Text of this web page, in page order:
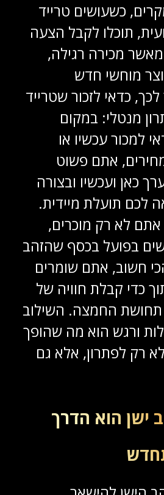
כשעושים טרייד
תוכלו לקבל הצעה
מכירה רגילה,
מוחשי חדש
כדאי לזכור שטרייד
מנטלי: במקום
למכור עכשיו או
אתם פשוט
כאן ועכשיו ובצורה
לכם תועלת מיידית.
לא רק מוכרים,
בפועל בכסף שהזהב
חשוב, אתם שומרים
כדי קבלת חוויה של
החמצה. השילוב
ורגש הוא מה שהופך
רק לפתרון, אלא גם
ישן הוא הדרך